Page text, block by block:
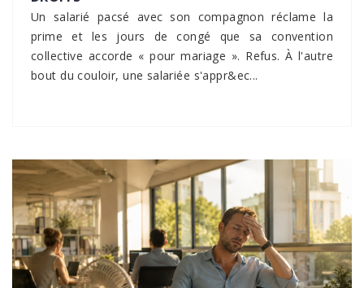
Un salarié pacsé avec son compagnon réclame la
prime et les jours de congé que sa convention
collective accorde « pour mariage ». Refus. À l'autre
bout du couloir, une salariée s'appr&ec...